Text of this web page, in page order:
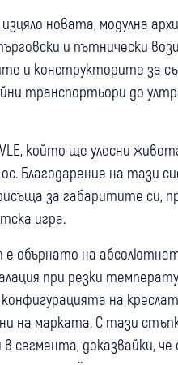
новата, модулна
и пътнически
и конструкторите за
транспортьори до
който ще улесни
Благодарение на тази
за габаритите си,
игра.
е обърнато на
при резки
на
на марката. С тази
сегмента, доказвайки,